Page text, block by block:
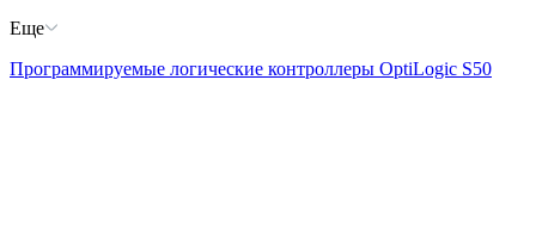
Еще
Программируемые логические контроллеры OptiLogic S50